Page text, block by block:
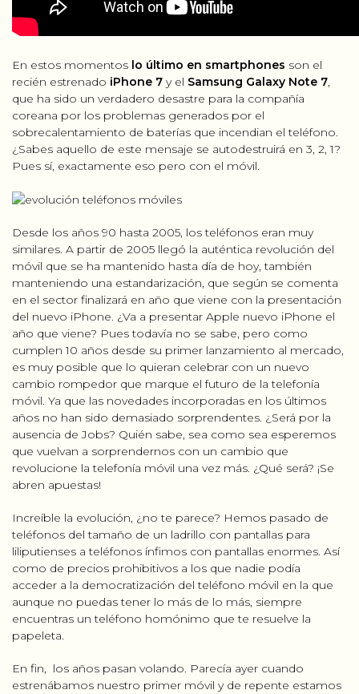
CONSULTORIA
PRODUCT MANAGEMENT
FORMACIÓN
WOMEN IN MOBILE
ABOUT
BLOG
En estos momentos lo último en smartphones son el
recién estrenado iPhone 7 y el Samsung Galaxy Note 7,
que ha sido un verdadero desastre para la compañía
coreana por los problemas generados por el
sobrecalentamiento de baterías que incendian el teléfono.
¿Sabes aquello de este mensaje se autodestruirá en 3, 2, 1?
Pues sí, exactamente eso pero con el móvil.
Desde los años 90 hasta 2005, los teléfonos eran muy
similares. A partir de 2005 llegó la auténtica revolución del
móvil que se ha mantenido hasta día de hoy, también
manteniendo una estandarización, que según se comenta
en el sector finalizará en año que viene con la presentación
del nuevo iPhone. ¿Va a presentar Apple nuevo iPhone el
año que viene? Pues todavía no se sabe, pero como
cumplen 10 años desde su primer lanzamiento al mercado,
es muy posible que lo quieran celebrar con un nuevo
cambio rompedor que marque el futuro de la telefonía
móvil. Ya que las novedades incorporadas en los últimos
años no han sido demasiado sorprendentes. ¿Será por la
ausencia de Jobs? Quién sabe, sea como sea esperemos
que vuelvan a sorprendernos con un cambio que
revolucione la telefonía móvil una vez más. ¿Qué será? ¡Se
abren apuestas!
Increíble la evolución, ¿no te parece? Hemos pasado de
teléfonos del tamaño de un ladrillo con pantallas para
liliputienses a teléfonos ínfimos con pantallas enormes. Así
como de precios prohibitivos a los que nadie podía
acceder a la democratización del teléfono móvil en la que
aunque no puedas tener lo más de lo más, siempre
encuentras un teléfono homónimo que te resuelve la
papeleta.
En fin, los años pasan volando. Parecía ayer cuando
estrenábamos nuestro primer móvil y de repente estamos